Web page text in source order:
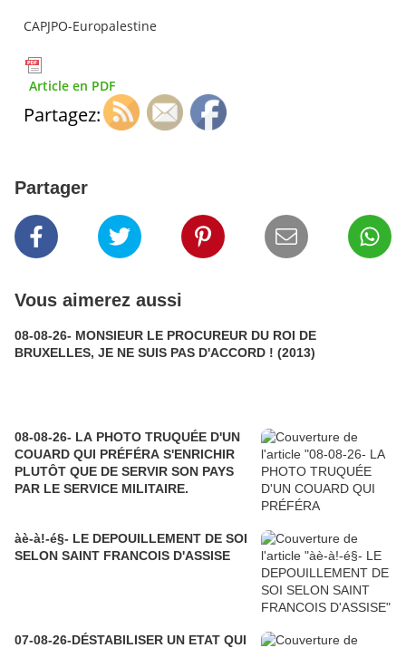
CAPJPO-Europalestine
Article en PDF
Partagez:
Partager
Vous aimerez aussi
08-08-26- MONSIEUR LE PROCUREUR DU ROI DE
BRUXELLES, JE NE SUIS PAS D'ACCORD ! (2013)
08-08-26- LA PHOTO TRUQUÉE D'UN
COUARD QUI PRÉFÉRA S'ENRICHIR
PLUTÔT QUE DE SERVIR SON PAYS
PAR LE SERVICE MILITAIRE.
àè-à!-é§- LE DEPOUILLEMENT DE SOI
SELON SAINT FRANCOIS D'ASSISE
07-08-26-DÉSTABILISER UN ETAT QUI